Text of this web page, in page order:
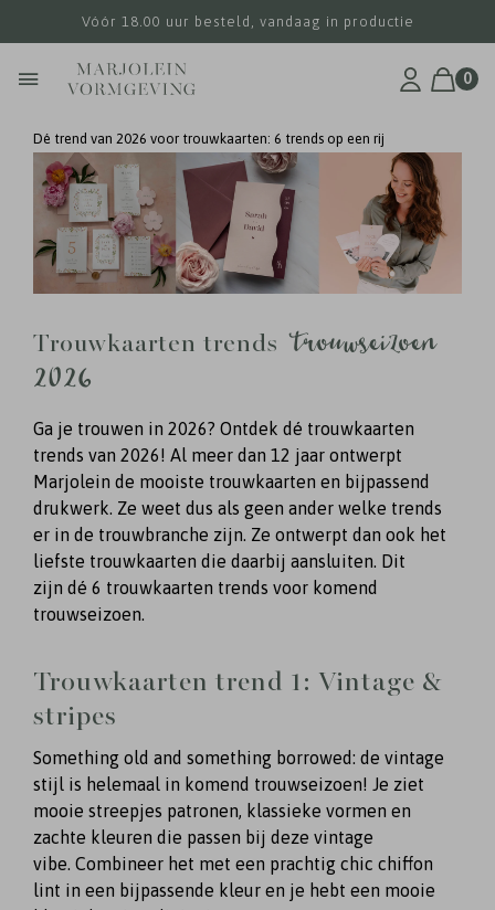
Vóór 18.00 uur besteld, vandaag in productie
0
Dé trend van 2026 voor trouwkaarten: 6 trends op een rij
Trouwkaarten trends
trouwseizoen
2026
Ga je trouwen in 2026? Ontdek dé trouwkaarten
trends van 2026! Al meer dan 12 jaar ontwerpt
Marjolein de mooiste trouwkaarten en bijpassend
drukwerk. Ze weet dus als geen ander welke trends
er in de trouwbranche zijn. Ze ontwerpt dan ook het
liefste trouwkaarten die daarbij aansluiten. Dit
zijn dé 6 trouwkaarten trends voor komend
trouwseizoen.
Trouwkaarten trend 1: Vintage &
stripes
Something old and something borrowed: de vintage
stijl is helemaal in komend trouwseizoen! Je ziet
mooie streepjes patronen, klassieke vormen en
zachte kleuren die passen bij deze vintage
vibe. Combineer het met een prachtig chic chiffon
lint in een bijpassende kleur en je hebt een mooie